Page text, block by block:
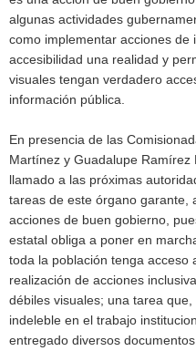
algunas actividades
como implementar acciones de
accesibilidad una realidad y
visuales tengan verdadero
información pública.
En presencia de las
Martínez y Guadalupe Ramírez
llamado a las próximas
tareas de este órgano garante,
acciones de buen gobierno,
estatal obliga a poner en
toda la población tenga acceso
realización de acciones
débiles visuales; una tarea
indeleble en el trabajo
entregado diversos